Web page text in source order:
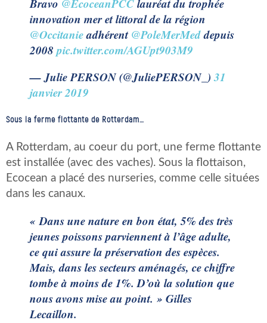
Bravo @EcoceanPCClauréat du trophée
innovation mer et littoral de la région
@Occitanieadhérent@PoleMerMeddepuis
2008pic.twitter.com/AGUpt903M9
— Julie PERSON (@JuliePERSON_)31
janvier 2019
Sous la ferme flottante de Rotterdam…
A Rotterdam, au coeur du port, une ferme flottante
est installée (avec des vaches). Sous la flottaison,
Ecocean a placé des nurseries, comme celle situées
dans les canaux.
« Dans une nature en bon état, 5% des très
jeunes poissons parviennent à l’âge adulte,
ce qui assure la préservation des espèces.
Mais, dans les secteurs aménagés, ce chiffre
tombe à moins de 1%. D’où la solution que
nous avons mise au point. » Gilles
Lecaillon.